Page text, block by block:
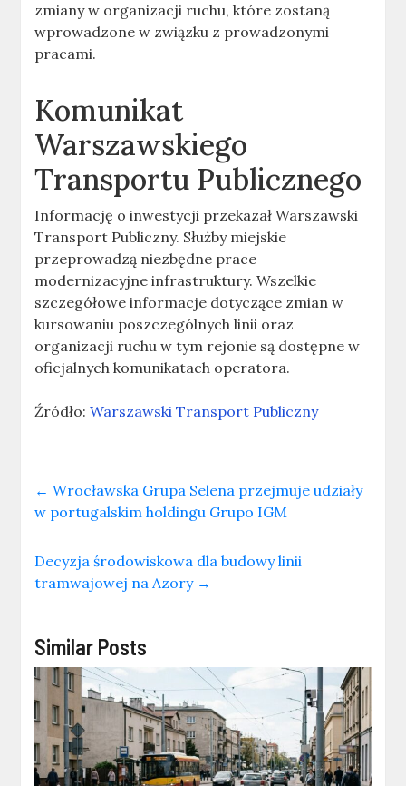
zmiany w organizacji ruchu, które zostaną
wprowadzone w związku z prowadzonymi
pracami.
Komunikat
Warszawskiego
Transportu Publicznego
Informację o inwestycji przekazał Warszawski
Transport Publiczny. Służby miejskie
przeprowadzą niezbędne prace
modernizacyjne infrastruktury. Wszelkie
szczegółowe informacje dotyczące zmian w
kursowaniu poszczególnych linii oraz
organizacji ruchu w tym rejonie są dostępne w
oficjalnych komunikatach operatora.
Źródło:Warszawski Transport Publiczny
← Wrocławska Grupa Selena przejmuje udziały
w portugalskim holdingu Grupo IGM
Decyzja środowiskowa dla budowy linii
tramwajowej na Azory →
Similar Posts